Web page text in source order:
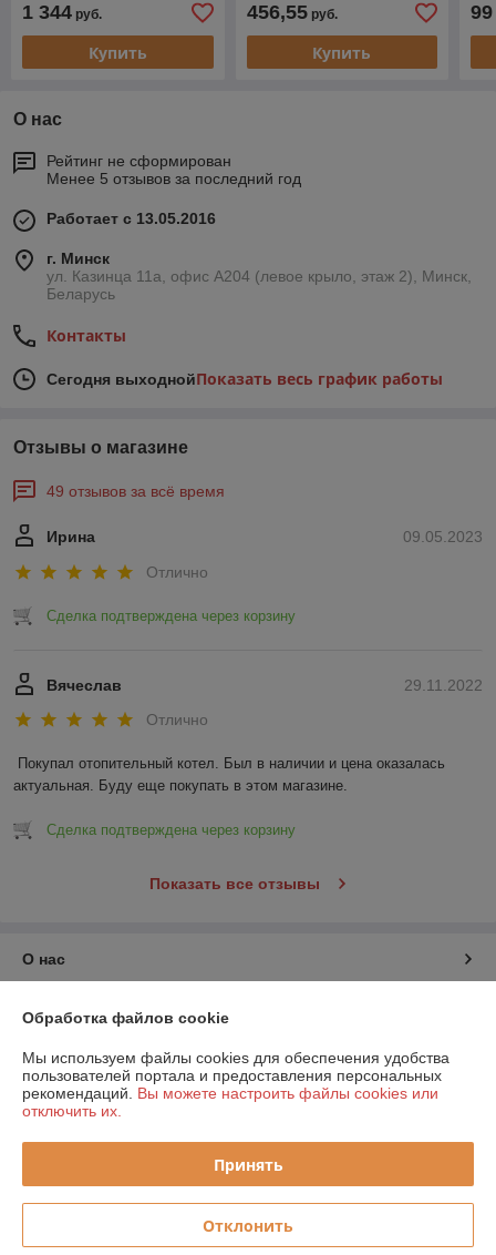
1 344 руб.
Купить
456,55руб.
Купить
99
О нас
Рейтинг не сформирован
Менее 5 отзывов за последний год
Работает с 13.05.2016
г. Минск
ул. Казинца 11а, офис А204 (левое крыло, этаж 2), Минск,
Беларусь
Контакты
Сегодня выходнойПоказать весь график работы
Отзывы о магазине
49 отзывов за всё время
09.05.2023
Ирина
Отлично
Сделка подтверждена через корзину
29.11.2022
Вячеслав
Отлично
Покупал отопительный котел. Был в наличии и цена оказалась
актуальная. Буду еще покупать в этом магазине.
Сделка подтверждена через корзину
Показать все отзывы
О нас
Контакты
Доставка и оплата
График работы
Политика обработки cookies
Обработка файлов cookie
Мы используем файлы cookies для обеспечения удобства
пользователей портала и предоставления персональных
рекомендаций. Вы можете настроить файлы cookies или
отключить их.
Принять
Отклонить